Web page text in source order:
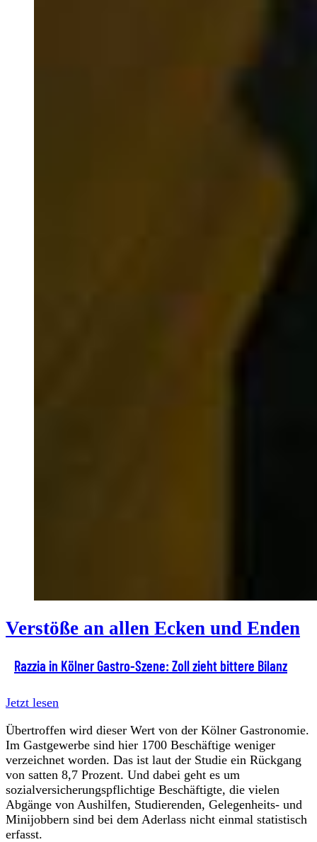
Verstöße an allen Ecken und Enden
Razzia in Kölner Gastro-Szene: Zoll zieht bittere Bilanz
Jetzt lesen
Übertroffen wird dieser Wert von der Kölner Gastronomie.
Im Gastgewerbe sind hier 1700 Beschäftige weniger
verzeichnet worden. Das ist laut der Studie ein Rückgang
von satten 8,7 Prozent. Und dabei geht es um
sozialversicherungspflichtige Beschäftigte, die vielen
Abgänge von Aushilfen, Studierenden, Gelegenheits- und
Minijobbern sind bei dem Aderlass nicht einmal statistisch
erfasst.